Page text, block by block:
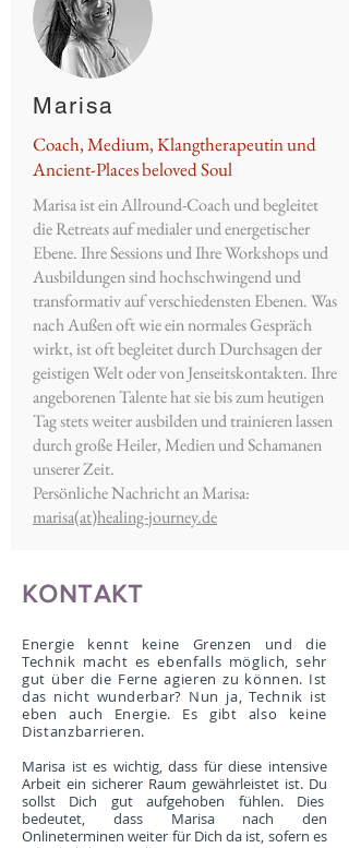
Marisa
Coach, Medium, Klangtherapeutin und
Ancient-Places beloved Soul
Marisa ist ein Allround-Coach und begleitet
die Retreats auf medialer und energetischer
Ebene. Ihre Sessions und Ihre Workshops und
Ausbildungen sind hochschwingend und
transformativ auf verschiedensten Ebenen. Was
nach Außen oft wie ein normales Gespräch
wirkt, ist oft begleitet durch Durchsagen der
geistigen Welt oder von Jenseitskontakten. Ihre
angeborenen Talente hat sie bis zum heutigen
Tag stets weiter ausbilden und trainieren lassen
durch große Heiler, Medien und Schamanen
unserer Zeit.
Persönliche Nachricht an Marisa:
marisa(at)healing-journey.de
KONTAKT
Energie kennt keine Grenzen und die
Technik macht es ebenfalls möglich, sehr
gut über die Ferne agieren zu können. Ist
das nicht wunderbar? Nun ja, Technik ist
eben auch Energie. Es gibt also keine
Distanzbarrieren.
Marisa ist es wichtig, dass für diese intensive
Arbeit ein sicherer Raum gewährleistet ist. Du
sollst Dich gut aufgehoben fühlen. Dies
bedeutet, dass Marisa nach den
Onlineterminen weiter für Dich da ist, sofern es